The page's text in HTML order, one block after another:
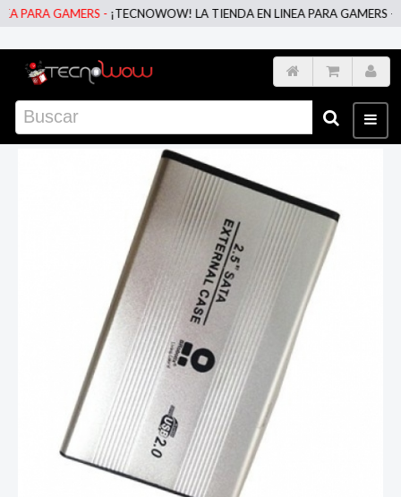
GAMERS -¡TECNOWOW! LA TIENDA EN LINEA PARA GAMERS -